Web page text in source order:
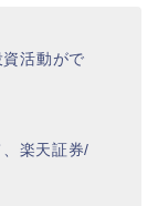
活動がで
楽天証券/